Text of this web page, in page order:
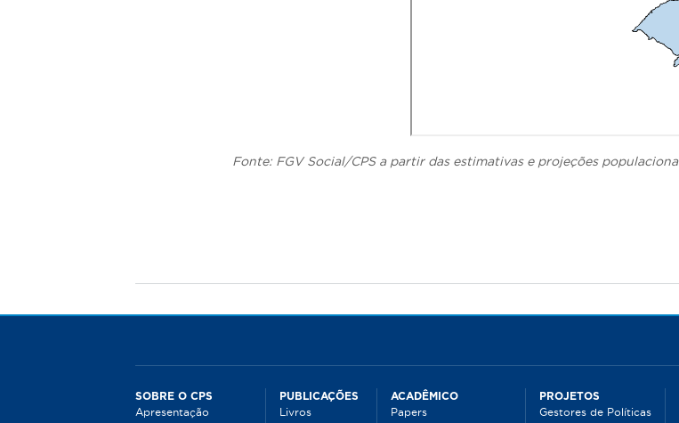
Fonte: FGV Social/CPS a partir das estimativas e projeções
SOBRE O CPS
Apresentação
PUBLICAÇÕES
Livros
ACADÊMICO
Papers
PROJETOS
Gestores de Políticas